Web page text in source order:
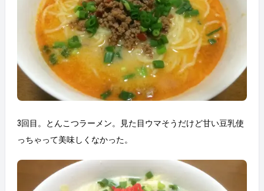
3回目。とんこつラーメン。見た目ウマそうだけど甘い豆乳使
っちゃって美味しくなかった。